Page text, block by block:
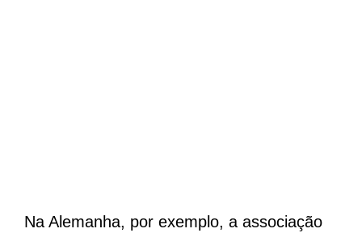
Na Alemanha, por exemplo, a associação